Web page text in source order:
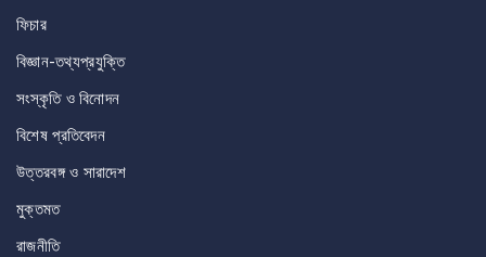
ফিচার
বিজ্ঞান-তথ্যপ্রযুক্তি
সংস্কৃতি ও বিনোদন
বিশেষ প্রতিবেদন
উত্তরবঙ্গ ও সারাদেশ
মুক্তমত
রাজনীতি